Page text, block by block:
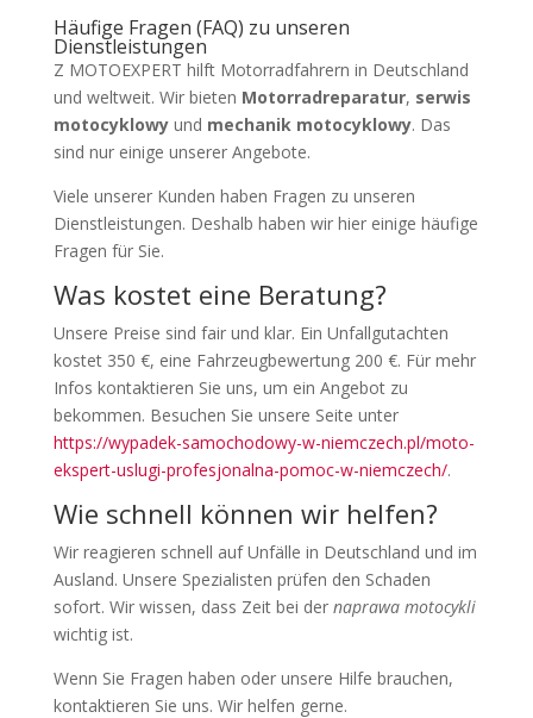
Häufige Fragen (FAQ) zu unseren
Dienstleistungen
Z MOTOEXPERT hilft Motorradfahrern in Deutschland
und weltweit. Wir bieten Motorradreparatur, serwis
motocyklowyund mechanik motocyklowy. Das
sind nur einige unserer Angebote.
Viele unserer Kunden haben Fragen zu unseren
Dienstleistungen. Deshalb haben wir hier einige häufige
Fragen für Sie.
Was kostet eine Beratung?
Unsere Preise sind fair und klar. Ein Unfallgutachten
kostet 350 €, eine Fahrzeugbewertung 200 €. Für mehr
Infos kontaktieren Sie uns, um ein Angebot zu
bekommen. Besuchen Sie unsere Seite unter
https://wypadek-samochodowy-w-niemczech.pl/moto-
ekspert-uslugi-profesjonalna-pomoc-w-niemczech/.
Wie schnell können wir helfen?
Wir reagieren schnell auf Unfälle in Deutschland und im
Ausland. Unsere Spezialisten prüfen den Schaden
sofort. Wir wissen, dass Zeit bei der naprawa motocykli
wichtig ist.
Wenn Sie Fragen haben oder unsere Hilfe brauchen,
kontaktieren Sie uns. Wir helfen gerne.